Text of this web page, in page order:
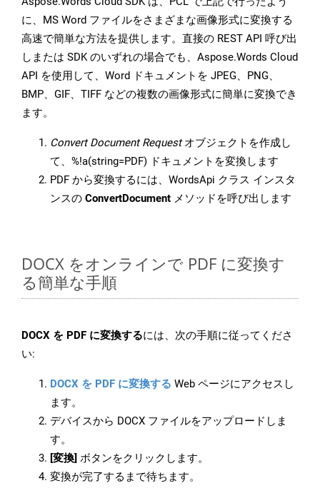
に、MS Word ファイルをさまざまな画像形式に変換する
高速で簡単な方法を提供します。直接の REST API 呼び出
しまたは SDK のいずれの場合でも、Aspose.Words Cloud
API を使用して、Word ドキュメントを JPEG、PNG、
BMP、GIF、TIFF などの複数の画像形式に簡単に変換でき
ます。
Convert Document Requestオブジェクトを作成し
て、%!a(string=PDF) ドキュメントを変換します
PDF から変換するには、WordsApi クラス インスタ
ンスの ConvertDocument メソッドを呼び出します
DOCX をオンラインで PDF に変換す
る簡単な手順
DOCX を PDF に変換するには、次の手順に従ってくださ
い:
DOCX を PDF に変換する Web ページにアクセスし
ます。
デバイスから DOCX ファイルをアップロードしま
す。
[変換] ボタンをクリックします。
変換が完了するまで待ちます。